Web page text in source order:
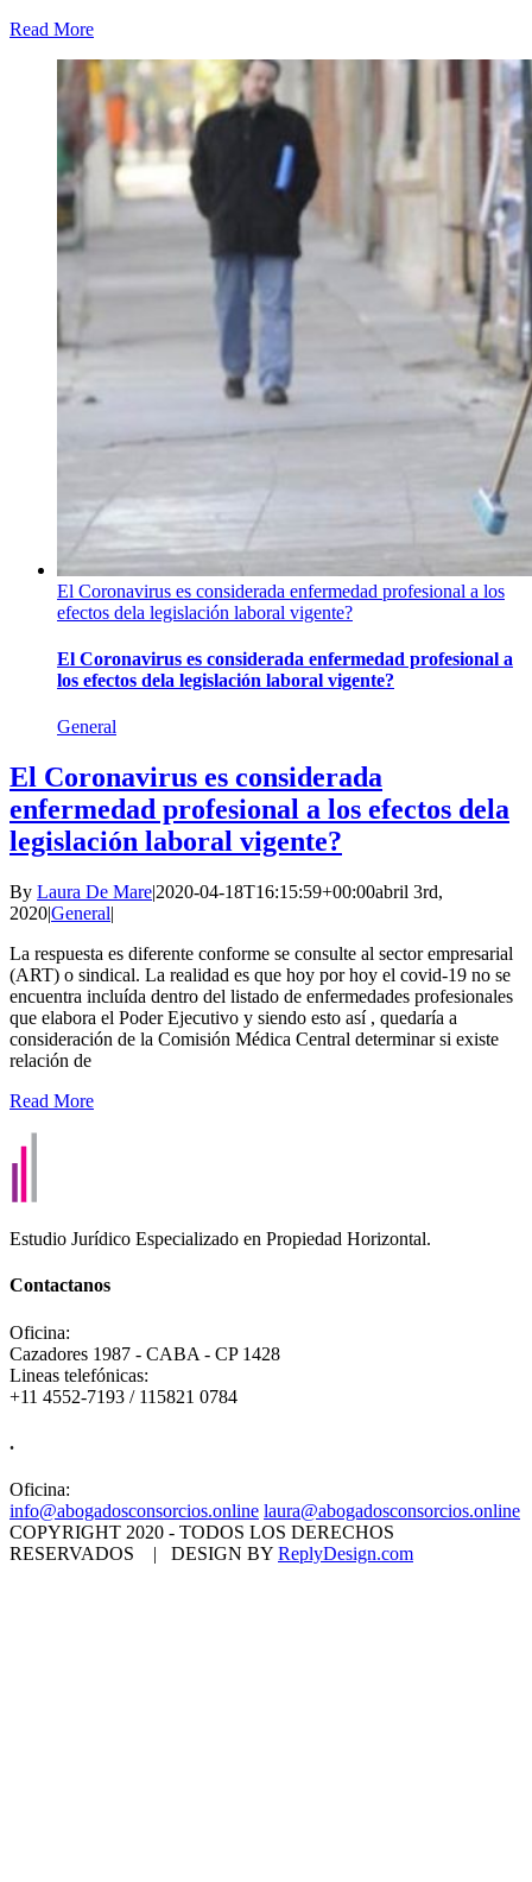
Read More
El Coronavirus es considerada enfermedad profesional a los
efectos dela legislación laboral vigente?
El Coronavirus es considerada enfermedad profesional a
los efectos dela legislación laboral vigente?
General
El Coronavirus es considerada
enfermedad profesional a los efectos dela
legislación laboral vigente?
By Laura De Mare|2020-04-18T16:15:59+00:00abril 3rd,
2020|General|
La respuesta es diferente conforme se consulte al sector empresarial
(ART) o sindical. La realidad es que hoy por hoy el covid-19 no se
encuentra incluída dentro del listado de enfermedades profesionales
que elabora el Poder Ejecutivo y siendo esto así , quedaría a
consideración de la Comisión Médica Central determinar si existe
relación de
Read More
Estudio Jurídico Especializado en Propiedad Horizontal.
Contactanos
Oficina:
Cazadores 1987 - CABA - CP 1428
Lineas telefónicas:
+11 4552-7193 / 115821 0784
.
Oficina:
info@abogadosconsorcios.online laura@abogadosconsorcios.online
COPYRIGHT 2020 - TODOS LOS DERECHOS
RESERVADOS | DESIGN BY ReplyDesign.com